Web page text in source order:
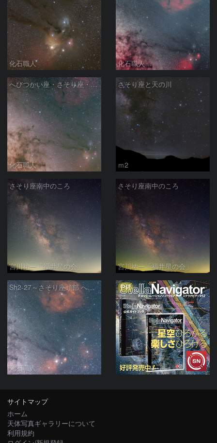
化石職人 化石職人
へびつかい座・さそり座・いて座と天の川
化石職人
さそり座と天の川
ｍ2
さそり座南中のころ
宮川祐一「福井星の会」
さそり座南中のころ
宮川祐一「福井星の会」
Sh2-27～さそり座頭部 へびつかい座 さそり座
化石職人
PR
サイトマップ
ホーム
天体写真ギャラリーについて
利用規約